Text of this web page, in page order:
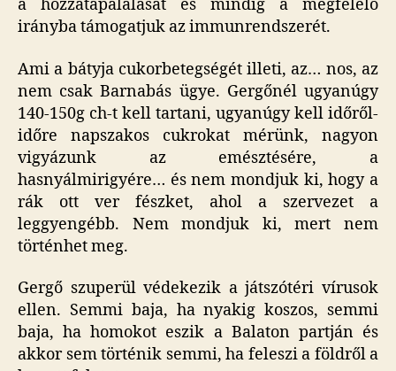
a hozzátápálálását és mindig a megfelelő
irányba támogatjuk az immunrendszerét.
Ami a bátyja cukorbetegségét illeti, az… nos, az
nem csak Barnabás ügye. Gergőnél ugyanúgy
140-150g ch-t kell tartani, ugyanúgy kell időről-
időre napszakos cukrokat mérünk, nagyon
vigyázunk az emésztésére, a
hasnyálmirigyére… és nem mondjuk ki, hogy a
rák ott ver fészket, ahol a szervezet a
leggyengébb. Nem mondjuk ki, mert nem
történhet meg.
Gergő szuperül védekezik a játszótéri vírusok
ellen. Semmi baja, ha nyakig koszos, semmi
baja, ha homokot eszik a Balaton partján és
akkor sem történik semmi, ha feleszi a földről a